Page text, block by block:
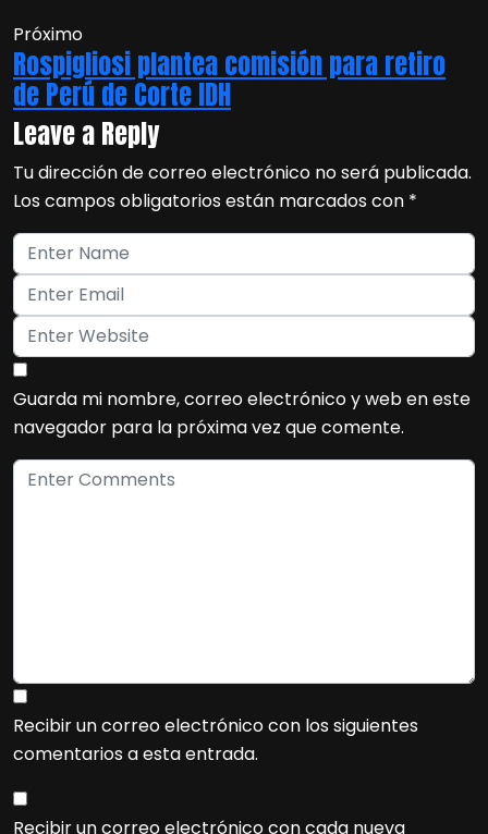
Próximo
Rospigliosi plantea comisión para retiro
de Perú de Corte IDH
Leave a Reply
Tu dirección de correo electrónico no será publicada.
Los campos obligatorios están marcados con *
Guarda mi nombre, correo electrónico y web en este
navegador para la próxima vez que comente.
Recibir un correo electrónico con los siguientes
comentarios a esta entrada.
Recibir un correo electrónico con cada nueva